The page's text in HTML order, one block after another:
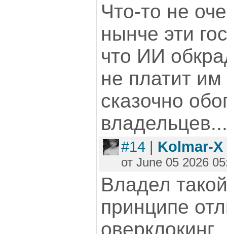
Что-то не
нынче эти
что ИИ
не платит
сказочно
владельцев...
#14 | Kolmar-X
от June 05 2026
Владел
принципе